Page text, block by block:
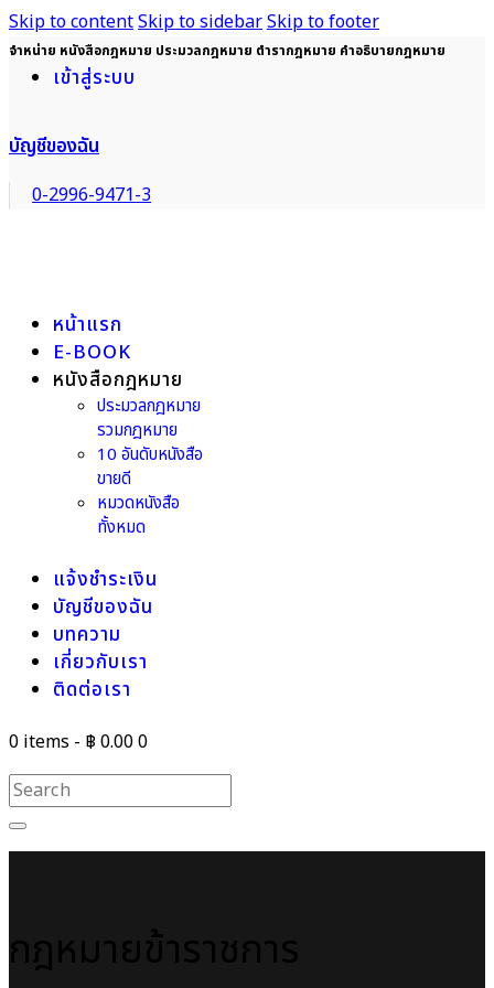
Skip to contentSkip to sidebarSkip to footer
จำหน่าย หนังสือกฎหมาย ประมวลกฎหมาย ตำรากฎหมาย คำอธิบายกฎหมาย
เข้าสู่ระบบ
บัญชีของฉัน
0-2996-9471-3
หน้าแรก
E-BOOK
หนังสือกฎหมาย
ประมวลกฎหมาย
รวมกฎหมาย
10 อันดับหนังสือ
ขายดี
หมวดหนังสือ
ทั้งหมด
แจ้งชำระเงิน
บัญชีของฉัน
บทความ
เกี่ยวกับเรา
ติดต่อเรา
0 items - ฿ 0.000